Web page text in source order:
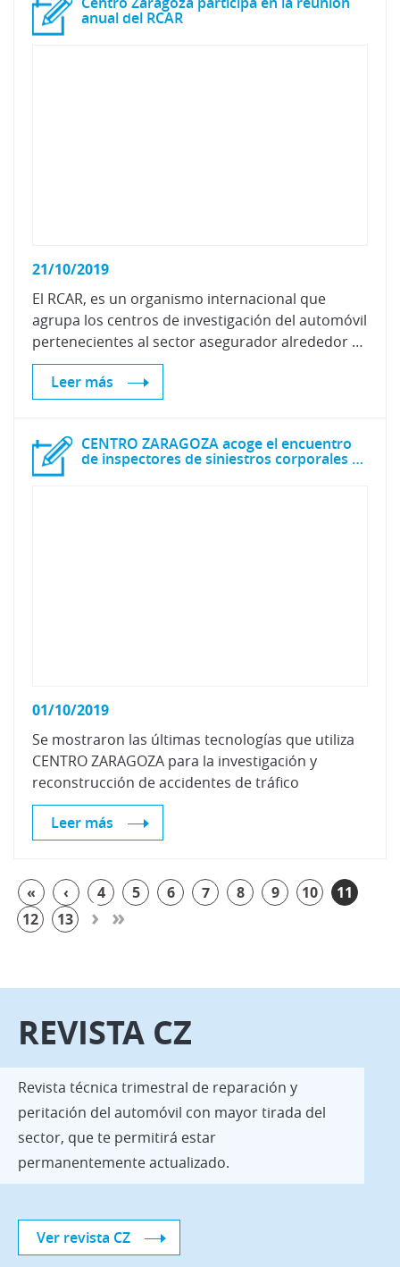
anual del RCAR
21/10/2019
El RCAR, es un organismo internacional que
agrupa los centros de investigación del automóvil
pertenecientes al sector asegurador alrededor del mundo.
Leer más
CENTRO ZARAGOZA acoge el encuentro
de inspectores de siniestros corporales de AXA SEGUROS
01/10/2019
Se mostraron las últimas tecnologías que utiliza
CENTRO ZARAGOZA para la investigación y
reconstrucción de accidentes de tráfico
Leer más
« ‹ 4 5 6 7 8 9 10
11
12
13 › »
REVISTA CZ
Revista técnica trimestral de reparación y
peritación del automóvil con mayor tirada del
sector, que te permitirá estar
permanentemente actualizado.
Ver revista CZ